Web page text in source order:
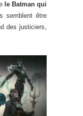
le Batman qui
semblent être
des justiciers,